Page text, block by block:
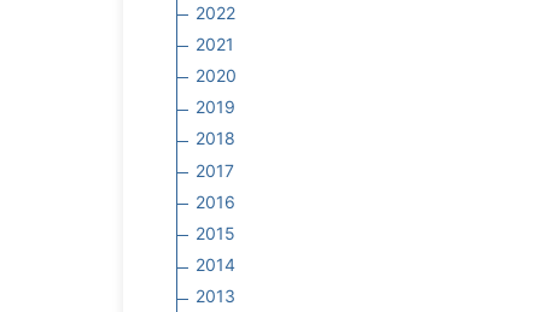
2022
2021
2020
2019
2018
2017
2016
2015
2014
2013